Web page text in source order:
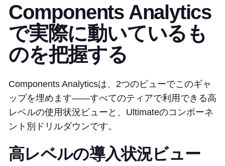
Components Analytics
で実際に動いているも
のを把握する
Components Analyticsは、2つのビューでこのギャ
ップを埋めます——すべてのティアで利用できる高
レベルの使用状況ビューと、Ultimateのコンポーネ
ント別ドリルダウンです。
高レベルの導入状況ビュー